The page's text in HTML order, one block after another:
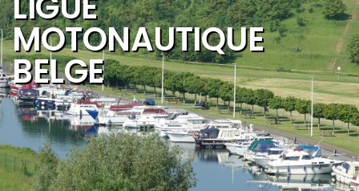
Les activités et
sports nautiques
Le tourisme de
qualité
La mobilité douce